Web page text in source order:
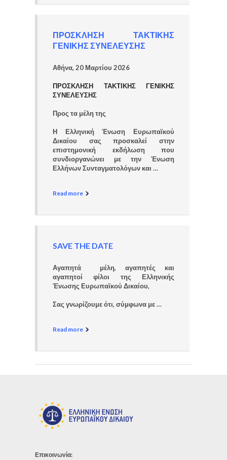
ΠΡΟΣΚΛΗΣΗ ΤΑΚΤΙΚΗΣ
ΓΕΝΙΚΗΣ ΣΥΝΕΛΕΥΣΗΣ
Αθήνα, 20 Μαρτίου 2026
ΠΡΟΣΚΛΗΣΗ ΤΑΚΤΙΚΗΣ ΓΕΝΙΚΗΣ
ΣΥΝΕΛΕΥΣΗΣ
Προς τα μέλη της
Η Ελληνική Ένωση Ευρωπαϊκού
Δικαίου σας προσκαλεί στην
επιστημονική εκδήλωση που
συνδιοργανώνει με την Ένωση
Ελλήνων Συνταγματολόγων και …
Read more
SAVE THE DATE
Αγαπητά μέλη, αγαπητές και
αγαπητοί φίλοι της Ελληνικής
Ένωσης Ευρωπαϊκού Δικαίου,
Σας γνωρίζουμε ότι, σύμφωνα με …
Read more
Επικοινωνία: